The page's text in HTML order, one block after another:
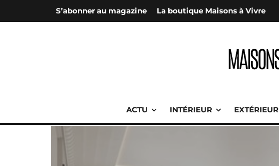
S’abonner au magazine La boutique Maisons à Vivre
ACTU INTÉRIEUR EXTÉRIEUR